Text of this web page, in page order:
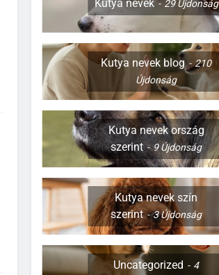
Kutya nevek 29Újdonság
Kutya nevek blog
210
Újdonság
Kutya nevek ország
szerint
9Újdonság
Kutya nevek szín
szerint
3Újdonság
Uncategorized
4